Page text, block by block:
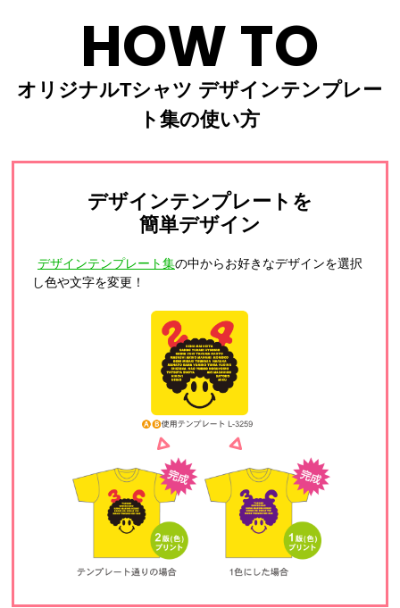
HOW TO
オリジナルTシャツ デザインテンプレー
ト集の使い方
デザインテンプレートを
簡単デザイン
デザインテンプレート集の中からお好きなデザインを選択
し色や文字を変更！